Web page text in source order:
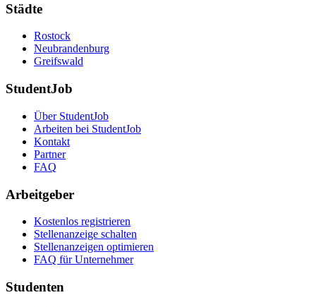
Städte
Rostock
Neubrandenburg
Greifswald
StudentJob
Über StudentJob
Arbeiten bei StudentJob
Kontakt
Partner
FAQ
Arbeitgeber
Kostenlos registrieren
Stellenanzeige schalten
Stellenanzeigen optimieren
FAQ für Unternehmer
Studenten